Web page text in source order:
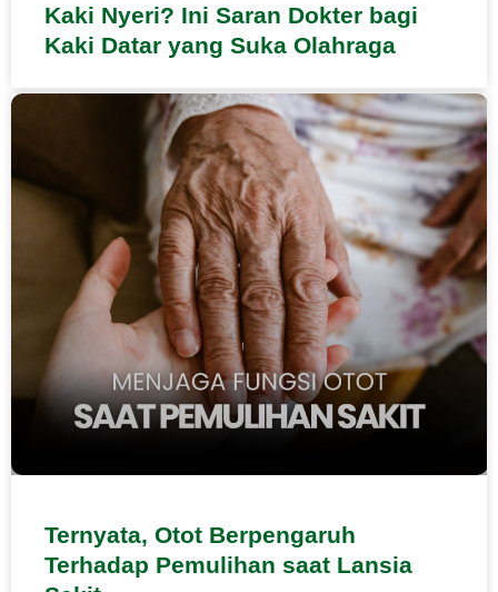
Kaki Nyeri? Ini Saran Dokter bagi
Kaki Datar yang Suka Olahraga
Ternyata, Otot Berpengaruh
Terhadap Pemulihan saat Lansia